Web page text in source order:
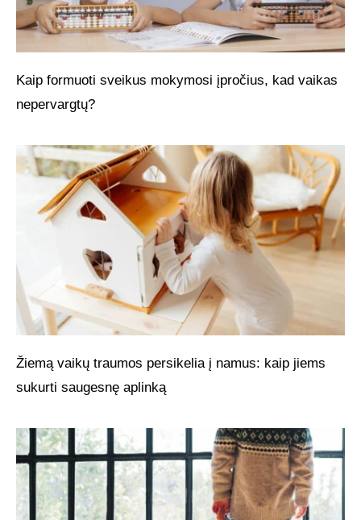
Kaip formuoti sveikus mokymosi įpročius, kad vaikas
nepervargtų?
Žiemą vaikų traumos persikelia į namus: kaip jiems
sukurti saugesnę aplinką